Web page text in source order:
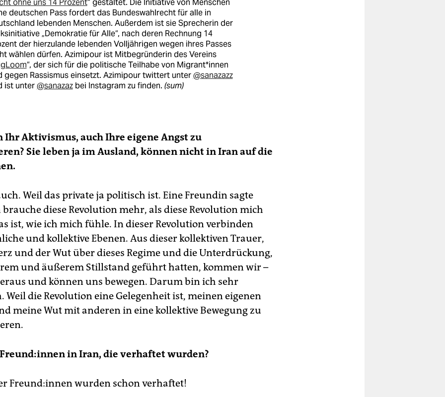
ohne uns 14 Prozent“ gestaltet. Die Initiative von Menschen
deutschen Pass fordert das Bundeswahlrecht für alle in
lebenden Menschen. Außerdem ist sie Sprecherin der
„Demokratie für Alle“, nach deren Rechnung 14
der hierzulande lebenden Volljährigen wegen ihres Passes
wählen dürfen. Azimipour ist Mit­begründerin des Vereins
“, der sich für die politische Teilhabe von Mi­gran­t*in­nen
gegen Rassismus einsetzt. Azimipour twittert unter@sanazazz
ist unter@sanazazbei Instagram zu finden. (sum)
Aktivismus, auch Ihre eigene Angst zu
Sie leben ja im Ausland, können nicht in Iran auf die
Weil das private ja politisch ist. Eine Freundin sagte
diese Revolution mehr, als diese Revolution mich
ist, wie ich mich fühle. In dieser Revolution verbinden
und kollektive Ebenen. Aus dieser kollektiven Trauer,
und der Wut über dieses Regime und die Unterdrückung,
und äußerem Stillstand geführt hatten, kommen wir –
und können uns bewegen. Darum bin ich sehr
Weil die Revolution eine Gelegenheit ist, meinen eigenen
meine Wut mit anderen in eine kollektive Bewegung zu
in Iran, die verhaftet wurden?
Freund:in­nen wurden schon verhaftet!